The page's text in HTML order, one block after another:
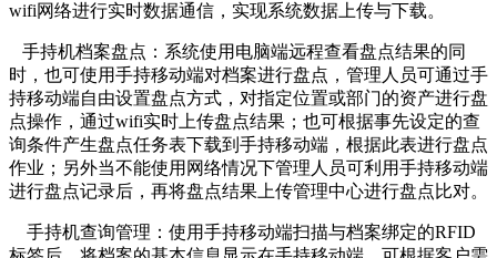
wifi网络进行实时数据通信，实现系统数据上传与下载。
手持机档案盘点：系统使用电脑端远程查看盘点结果的同
时，也可使用手持移动端对档案进行盘点，管理人员可通过手
持移动端自由设置盘点方式，对指定位置或部门的资产进行盘
点操作，通过wifi实时上传盘点结果；也可根据事先设定的查
询条件产生盘点任务表下载到手持移动端，根据此表进行盘点
作业；另外当不能使用网络情况下管理人员可利用手持移动端
进行盘点记录后，再将盘点结果上传管理中心进行盘点比对。
手持机查询管理：使用手持移动端扫描与档案绑定的RFID